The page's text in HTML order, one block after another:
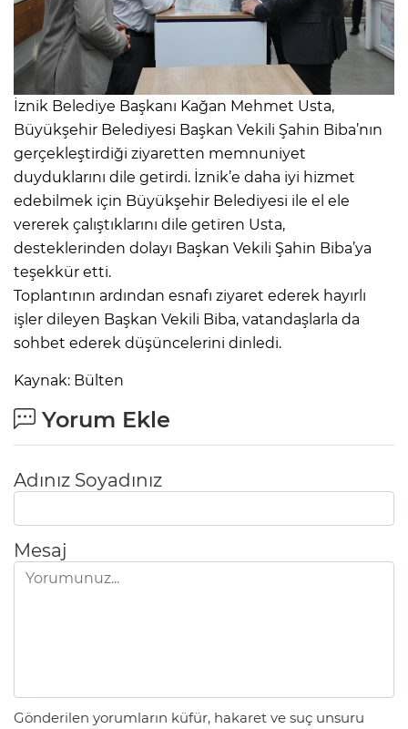
İznik Belediye Başkanı Kağan Mehmet Usta,
Büyükşehir Belediyesi Başkan Vekili Şahin Biba’nın
gerçekleştirdiği ziyaretten memnuniyet
duyduklarını dile getirdi. İznik’e daha iyi hizmet
edebilmek için Büyükşehir Belediyesi ile el ele
vererek çalıştıklarını dile getiren Usta,
desteklerinden dolayı Başkan Vekili Şahin Biba’ya
teşekkür etti.
Toplantının ardından esnafı ziyaret ederek hayırlı
işler dileyen Başkan Vekili Biba, vatandaşlarla da
sohbet ederek düşüncelerini dinledi.
Kaynak: Bülten
Yorum Ekle
Adınız Soyadınız
Mesaj
Gönderilen yorumların küfür, hakaret ve suç unsuru